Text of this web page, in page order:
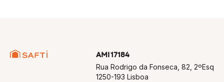
AMI 17184
Rua Rodrigo da Fonseca, 82, 2ºEsq
1250-193 Lisboa